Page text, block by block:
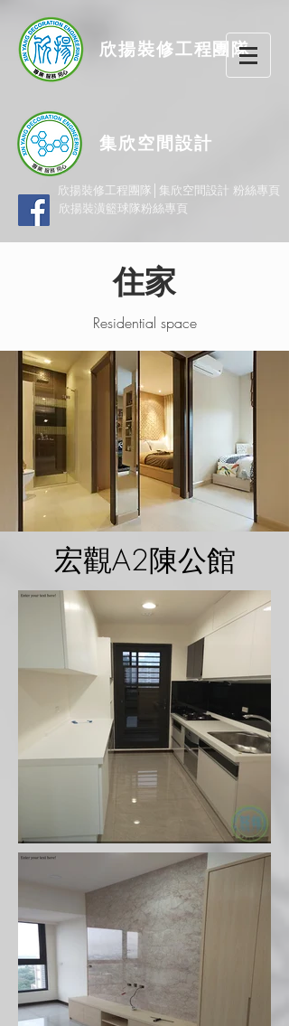
欣揚裝修工程團隊
集欣空間設計
欣揚裝修工程團隊│集欣空間設計 粉絲專頁
欣揚裝潢籃球隊粉絲專頁
住家
Residential space
宏觀A2陳公館